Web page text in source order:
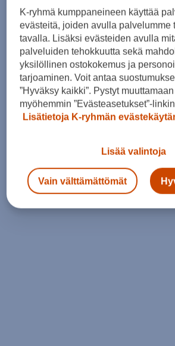
K-ryhmä kumppaneineen käyttää
evästeitä, joiden avulla palvelumme
tavalla. Lisäksi evästeiden avulla
palveluiden tehokkuutta sekä
yksilöllinen ostokokemus ja
tarjoaminen. Voit antaa
”Hyväksy kaikki”. Pystyt
myöhemmin ”Evästeasetukset”-
Lisätietoja K-ryhmän
Lisää valintoja
Vain välttämättömät